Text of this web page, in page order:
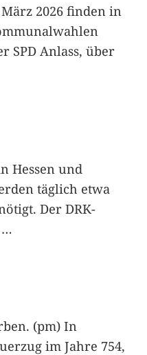
2026 finden in
SPD Anlass, über
Hessen und
täglich etwa
Der DRK-
…
(pm) In
im Jahre 754,